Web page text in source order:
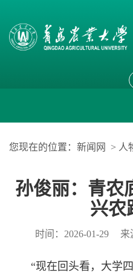
您现在的位置： 新闻网 > 人
孙俊丽：青农
兴农
时间：2026-01-29 来
“现在回头看，大学